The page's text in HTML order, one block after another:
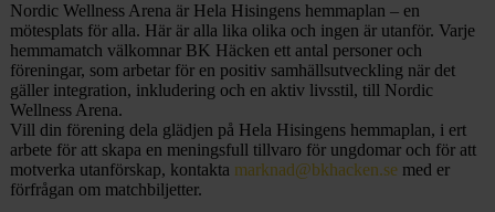
Nordic Wellness Arena är Hela Hisingens hemmaplan – en
mötesplats för alla. Här är alla lika olika och ingen är utanför. Varje
hemmamatch välkomnar BK Häcken ett antal personer och
föreningar, som arbetar för en positiv samhällsutveckling när det
gäller integration, inkludering och en aktiv livsstil, till Nordic
Wellness Arena.
Vill din förening dela glädjen på Hela Hisingens hemmaplan, i ert
arbete för att skapa en meningsfull tillvaro för ungdomar och för att
motverka utanförskap, kontakta marknad@bkhacken.se med er
förfrågan om matchbiljetter.